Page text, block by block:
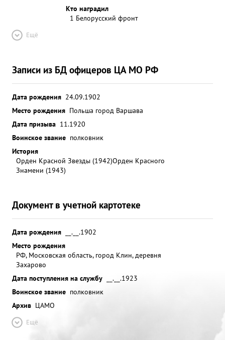
Кто наградил
1 Белорусский фронт
Ещё
Записи из БД офицеров ЦА МО РФ
Дата рождения 24.09.1902
Место рождения Польша город Варшава
Дата призыва 11.1920
Воинское звание полковник
История
Орден Красной Звезды (1942)Орден Красного
Знамени (1943)
Документ в учетной картотеке
Дата рождения
__.__.1902
Место рождения
РФ, Московская область, город Клин, деревня
Захарово
Дата поступления на службу
__.__.1923
Воинское звание полковник
Архив ЦАМО
Ещё